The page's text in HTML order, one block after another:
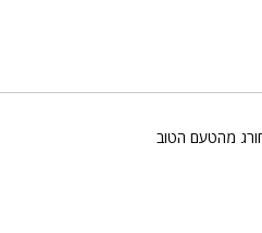
מהטעם הטוב